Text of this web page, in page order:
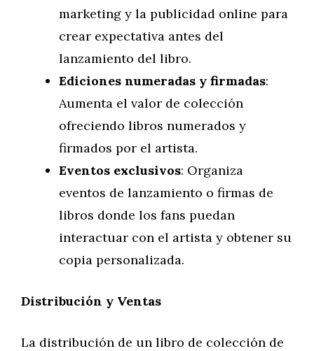
marketing y la publicidad online para
crear expectativa antes del
lanzamiento del libro.
Ediciones numeradas y firmadas:
Aumenta el valor de colección
ofreciendo libros numerados y
firmados por el artista.
Eventos exclusivos: Organiza
eventos de lanzamiento o firmas de
libros donde los fans puedan
interactuar con el artista y obtener su
copia personalizada.
Distribución y Ventas
La distribución de un libro de colección de